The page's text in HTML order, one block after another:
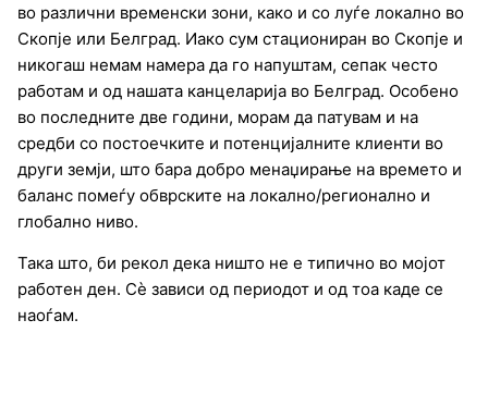
во различни временски зони, како и со луѓе локално во
Скопје или Белград. Иако сум стациониран во Скопје и
никогаш немам намера да го напуштам, сепак често
работам и од нашата канцеларија во Белград. Особено
во последните две години, морам да патувам и на
средби со постоечките и потенцијалните клиенти во
други земји, што бара добро менаџирање на времето и
баланс помеѓу обврските на локално/регионално и
глобално ниво.
Така што, би рекол дека ништо не е типично во мојот
работен ден. Сѐ зависи од периодот и од тоа каде се
наоѓам.